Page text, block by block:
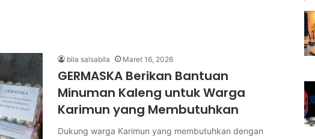
bila salsabila Maret 16, 2026
GERMASKA Berikan Bantuan
Minuman Kaleng untuk Warga
Karimun yang Membutuhkan
Dukung warga Karimun yang membutuhkan dengan